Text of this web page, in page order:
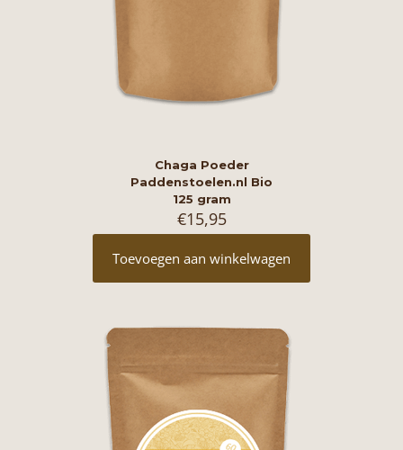
Chaga Poeder
Paddenstoelen.nl Bio
125 gram
€15,95
Toevoegen aan winkelwagen